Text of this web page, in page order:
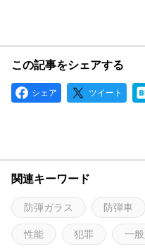
この記事をシェアする
シェア ツイート
関連キーワード
防弾ガラス 防弾車
性能 犯罪 一